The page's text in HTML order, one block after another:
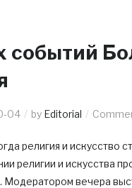
событий
04 by Editorial
религия и искусство
религии и искусства
вечера